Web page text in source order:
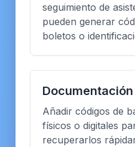
seguimiento de
pueden generar
boletos o
Añadir códigos de
físicos o digitales
recuperarlos